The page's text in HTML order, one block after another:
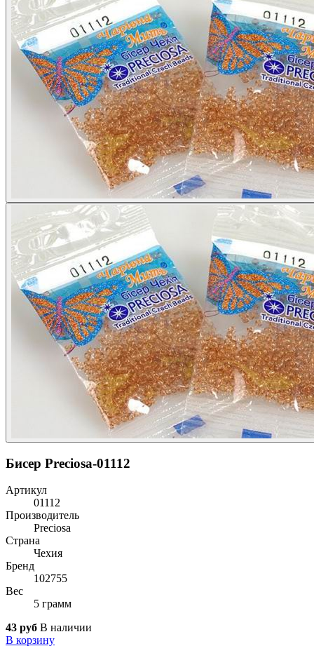
Бисер Preciosa-01112
Артикул
01112
Производитель
Preciosa
Страна
Чехия
Бренд
102755
Вес
5 грамм
43 руб В наличии
В корзину